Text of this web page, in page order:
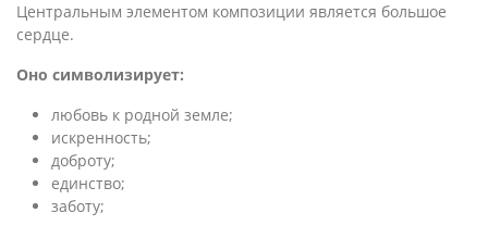
Центральным элементом композиции является большое
сердце.
Оно символизирует:
любовь к родной земле;
искренность;
доброту;
единство;
заботу;